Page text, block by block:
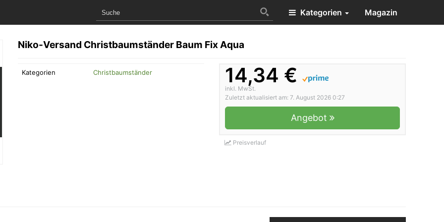
Kategorien Magazin
Niko-Versand Christbaumständer Baum Fix Aqua
14,34 €
inkl. MwSt.
Zuletzt aktualisiert am: 7. August 2026 0:27
Angebot
Preisverlauf
Kategorien Christbaumständer